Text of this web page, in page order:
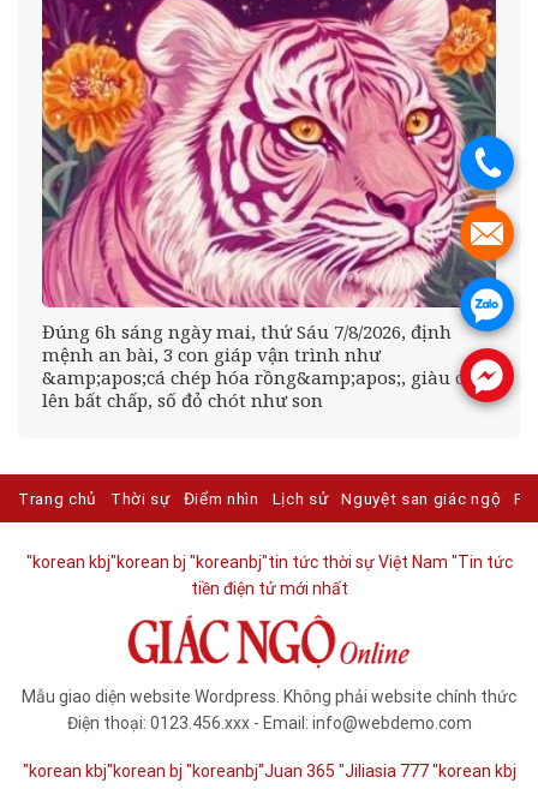
Đúng 6h sáng ngày mai, thứ Sáu 7/8/2026, định
mệnh an bài, 3 con giáp vận trình như
&amp;apos;cá chép hóa rồng&amp;apos;, giàu có
lên bất chấp, số đỏ chót như son
Trang chủ Thời sự Điểm nhìn Lịch sử Nguyệt san giác ngộ
"korean kbj​"korean bj "koreanbj​"tin tức thời sự Việt Nam "Tin tức
tiền điện tử mới nhất​
Mẫu giao diện website Wordpress. Không phải website chính thức
Điện thoại: 0123.456.xxx - Email: info@webdemo.com
"korean kbj​"korean bj "koreanbj​"Juan 365 "Jiliasia 777 "korean kbj
.
.
.
.